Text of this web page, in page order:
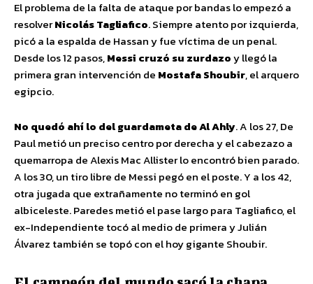
El problema de la falta de ataque por bandas lo empezó a
resolverNicolás Tagliafico. Siempre atento por izquierda,
picó a la espalda de Hassan y fue víctima de un penal.
Desde los 12 pasos,Messi cruzó su zurdazoy llegó la
primera gran intervención de Mostafa Shoubir, el arquero
egipcio.
No quedó ahí lo del guardameta de Al Ahly. A los 27, De
Paul metió un preciso centro por derecha y el cabezazo a
quemarropa de Alexis Mac Allister lo encontró bien parado.
A los 30, un tiro libre de Messi pegó en el poste. Y a los 42,
otra jugada que extrañamente no terminó en gol
albiceleste. Paredes metió el pase largo para Tagliafico, el
ex-Independiente tocó al medio de primera y Julián
Álvarez también se topó con el hoy gigante Shoubir.